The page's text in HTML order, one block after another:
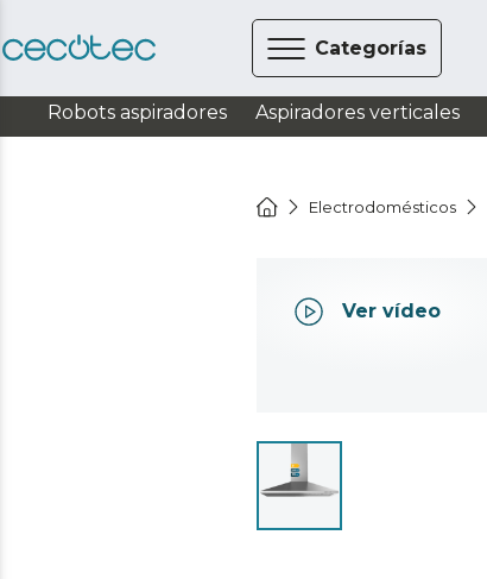
Categorías
Robots aspiradores Aspiradores verticales
Electrodomésticos
Ver vídeo